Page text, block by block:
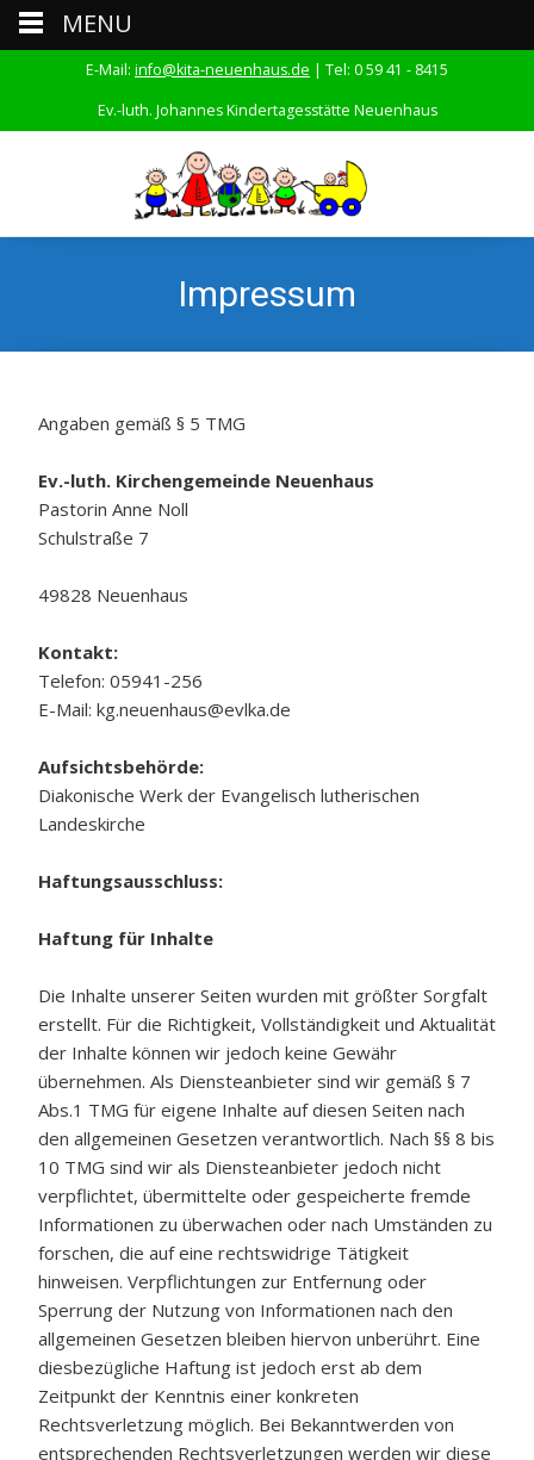
E-Mail: info@kita-neuenhaus.de | Tel: 0 59 41 - 8415
Ev.-luth. Johannes Kindertagesstätte Neuenhaus
Impressum
Angaben gemäß § 5 TMG
Ev.-luth. Kirchengemeinde Neuenhaus
Pastorin Anne Noll
Schulstraße 7
49828 Neuenhaus
Kontakt:
Telefon: 05941-256
E-Mail: kg.neuenhaus@evlka.de
Aufsichtsbehörde:
Diakonische Werk der Evangelisch lutherischen
Landeskirche
Haftungsausschluss:
Haftung für Inhalte
Die Inhalte unserer Seiten wurden mit größter Sorgfalt
erstellt. Für die Richtigkeit, Vollständigkeit und Aktualität
der Inhalte können wir jedoch keine Gewähr
übernehmen. Als Diensteanbieter sind wir gemäß § 7
Abs.1 TMG für eigene Inhalte auf diesen Seiten nach
den allgemeinen Gesetzen verantwortlich. Nach §§ 8 bis
10 TMG sind wir als Diensteanbieter jedoch nicht
verpflichtet, übermittelte oder gespeicherte fremde
Informationen zu überwachen oder nach Umständen zu
forschen, die auf eine rechtswidrige Tätigkeit
hinweisen. Verpflichtungen zur Entfernung oder
Sperrung der Nutzung von Informationen nach den
allgemeinen Gesetzen bleiben hiervon unberührt. Eine
diesbezügliche Haftung ist jedoch erst ab dem
Zeitpunkt der Kenntnis einer konkreten
Rechtsverletzung möglich. Bei Bekanntwerden von
entsprechenden Rechtsverletzungen werden wir diese
MENU